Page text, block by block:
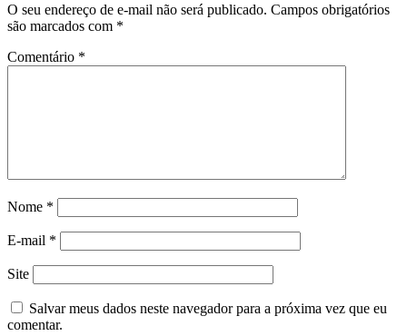
O seu endereço de e-mail não será publicado. Campos obrigatórios
são marcados com *
Comentário *
Nome *
E-mail *
Site
Salvar meus dados neste navegador para a próxima vez que eu
comentar.